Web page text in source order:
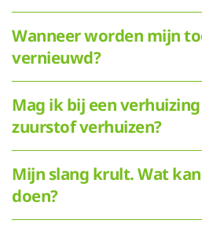
Wanneer worden mijn
vernieuwd?
Mag ik bij een
zuurstof verhuizen?
Mijn slang krult. Wat
doen?